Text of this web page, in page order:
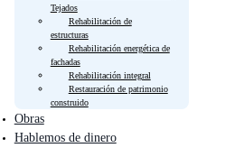
Tejados
Rehabilitación de
estructuras
Rehabilitación energética de
fachadas
Rehabilitación integral
Restauración de patrimonio
construido
Obras
Hablemos de dinero